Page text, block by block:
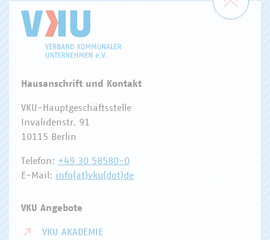
Hausanschrift und Kontakt
VKU-Hauptgeschäftsstelle
Invalidenstr. 91
10115 Berlin
Telefon: +49 30 58580-0
E-Mail: info(at)vku(dot)de
VKU Angebote
VKU AKADEMIE